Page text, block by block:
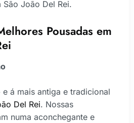
João Del Rei.
Pousadas em
e á mais antiga e tradicional
Del Rei. Nossas
numa aconchegante e